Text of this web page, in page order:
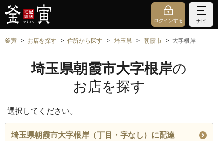
ログインする ナビ
釜寅 お店を探す 住所から探す 埼玉県 朝霞市 大字根岸
埼玉県朝霞市大字根岸の
お店を探す
選択してください。
埼玉県朝霞市大字根岸（丁目・字なし）に配達